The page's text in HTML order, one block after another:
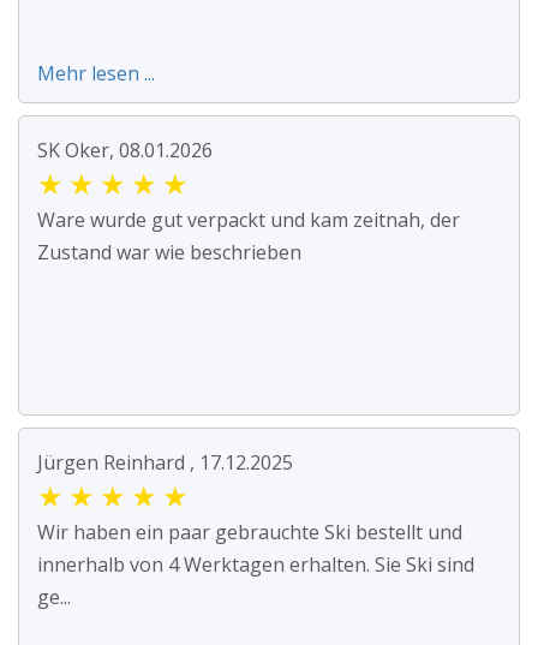
Mehr lesen ...
SK Oker, 08.01.2026
★ ★ ★ ★ ★
Ware wurde gut verpackt und kam zeitnah, der
Zustand war wie beschrieben
Jürgen Reinhard , 17.12.2025
★ ★ ★ ★ ★
Wir haben ein paar gebrauchte Ski bestellt und
innerhalb von 4 Werktagen erhalten. Sie Ski sind
ge...